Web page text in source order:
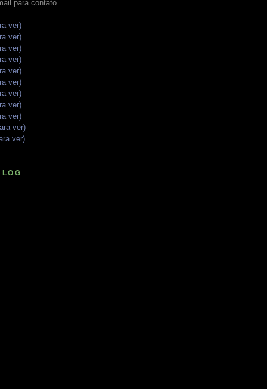
para contato.
ver)
ver)
ver)
ver)
ver)
ver)
ver)
ver)
ver)
ver)
ver)